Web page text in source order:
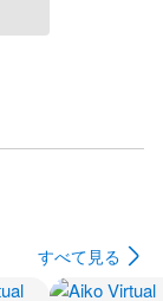
すべて見る